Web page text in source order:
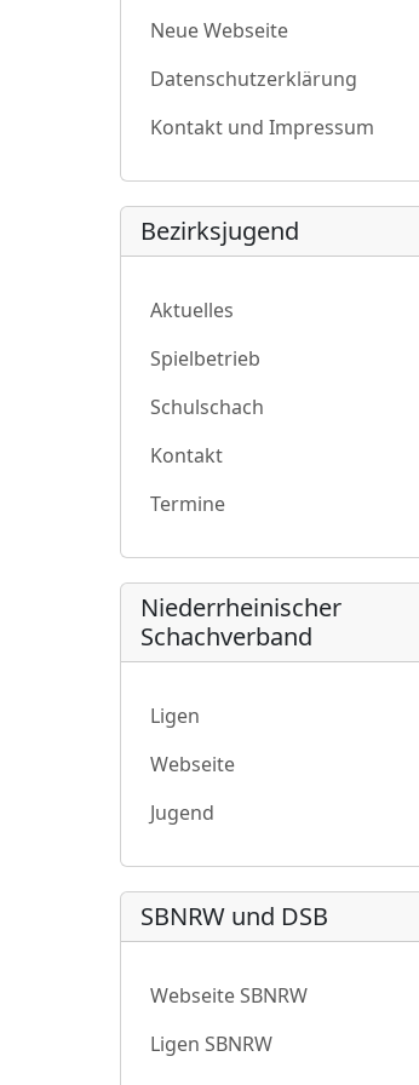
Neue Webseite
Datenschutzerklärung
Kontakt und Impressum
Bezirksjugend
Aktuelles
Spielbetrieb
Schulschach
Kontakt
Termine
Niederrheinischer
Schachverband
Ligen
Webseite
Jugend
SBNRW und DSB
Webseite SBNRW
Ligen SBNRW